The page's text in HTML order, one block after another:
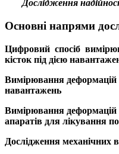
Дослідження
Основні напрями
Цифровий спосіб
кісток під дією
Вимірювання деформацій
навантажень
Вимірювання деформацій
апаратів для лікування
Дослідження механічних